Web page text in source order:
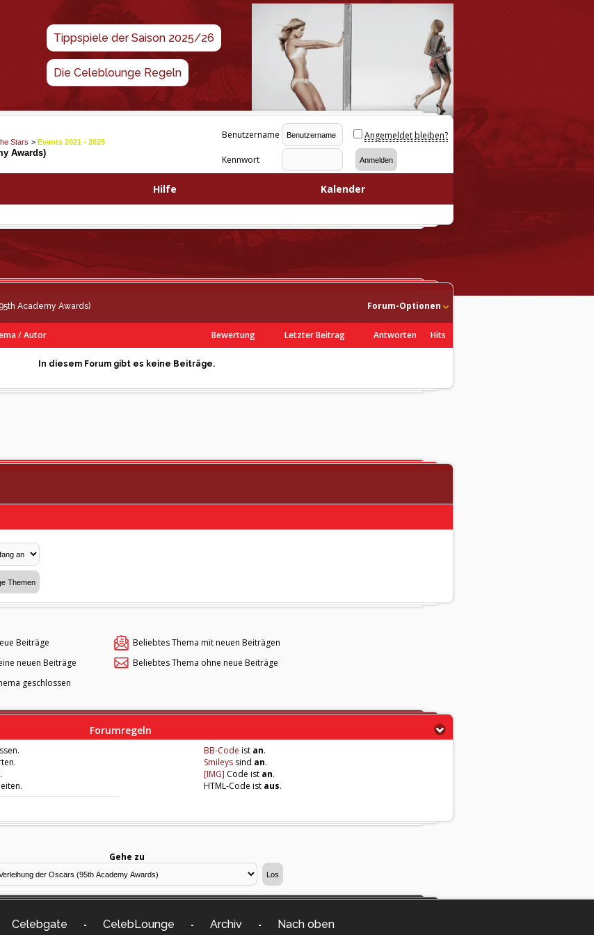
Tippspiele der Saison 2025/26
Die Celeblounge Regeln
Stars > Events 2021 - 2025
Awards)
Benutzername Angemeldet bleiben?
Kennwort
Hilfe Kalender
Academy Awards) Forum-Optionen
Bewertung
/Autor Letzter Beitrag Antworten Hits
In diesem Forum gibt es keine Beiträge.
Beiträge
Beliebtes Thema mit neuen Beiträgen
neuen Beiträge
Beliebtes Thema ohne neue Beiträge
geschlossen
Forumregeln
BB-Code ist an.
Smileys sind an.
[IMG] Code ist an.
HTML-Code ist aus.
Gehe zu
Celebgate - CelebLounge - Archiv - Nach oben